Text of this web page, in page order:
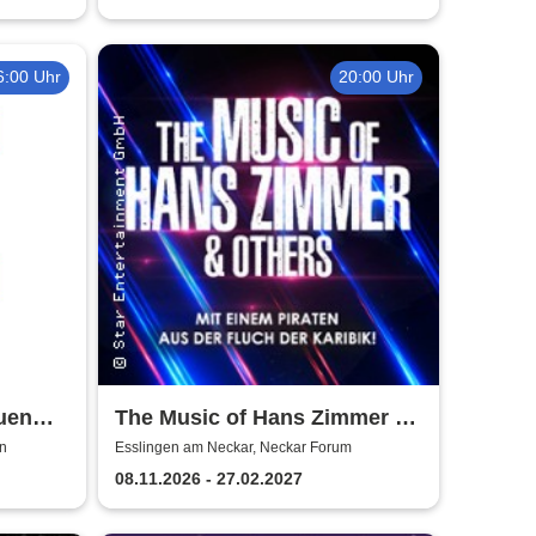
Uhr 20:00 Uhr
The Music of Hans Zimmer &
Others - A Celebration of Film
Music
Esslingen am Neckar, Neckar Forum
08.11.2026 - 27.02.2027